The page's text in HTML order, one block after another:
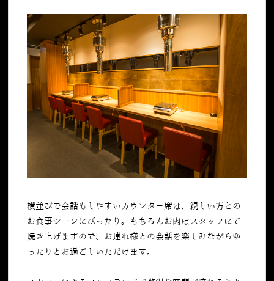
横並びで会話もしやすいカウンター席は、親しい方との
お食事シーンにぴったり。もちろんお肉はスタッフにて
焼き上げますので、お連れ様との会話を楽しみながらゆ
ったりとお過ごしいただけます。